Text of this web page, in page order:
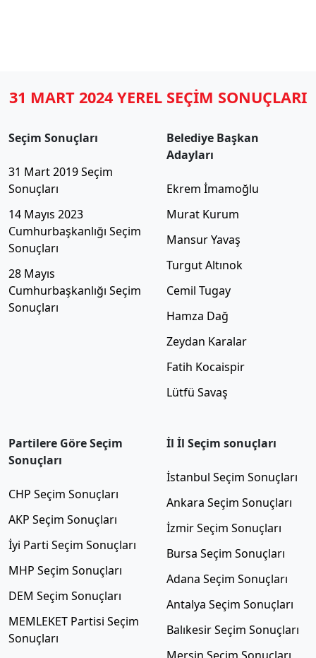
31 MART 2024 YEREL SEÇİM SONUÇLARI
Seçim Sonuçları
31 Mart 2019 Seçim
Sonuçları
14 Mayıs 2023
Cumhurbaşkanlığı Seçim
Sonuçları
28 Mayıs
Cumhurbaşkanlığı Seçim
Sonuçları
Belediye Başkan
Adayları
Ekrem İmamoğlu
Murat Kurum
Mansur Yavaş
Turgut Altınok
Cemil Tugay
Hamza Dağ
Zeydan Karalar
Fatih Kocaispir
Lütfü Savaş
Partilere Göre Seçim
Sonuçları
CHP Seçim Sonuçları
AKP Seçim Sonuçları
İyi Parti Seçim Sonuçları
MHP Seçim Sonuçları
DEM Seçim Sonuçları
MEMLEKET Partisi Seçim
Sonuçları
İl İl Seçim sonuçları
İstanbul Seçim Sonuçları
Ankara Seçim Sonuçları
İzmir Seçim Sonuçları
Bursa Seçim Sonuçları
Adana Seçim Sonuçları
Antalya Seçim Sonuçları
Balıkesir Seçim Sonuçları